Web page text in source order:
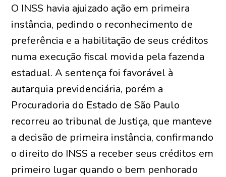
O INSS havia ajuizado ação em primeira
instância, pedindo o reconhecimento de
preferência e a habilitação de seus créditos
numa execução fiscal movida pela fazenda
estadual. A sentença foi favorável à
autarquia previdenciária, porém a
Procuradoria do Estado de São Paulo
recorreu ao tribunal de Justiça, que manteve
a decisão de primeira instância, confirmando
o direito do INSS a receber seus créditos em
primeiro lugar quando o bem penhorado